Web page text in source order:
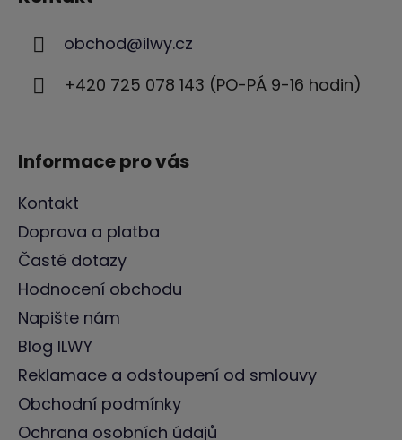
obchod@ilwy.cz
+420 725 078 143 (PO-PÁ 9-16 hodin)
Informace pro vás
Kontakt
Doprava a platba
Časté dotazy
Hodnocení obchodu
Napište nám
Blog ILWY
Reklamace a odstoupení od smlouvy
Obchodní podmínky
Ochrana osobních údajů